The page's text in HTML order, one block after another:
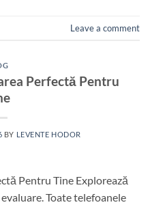
Leave a comment
Perfectă Pentru
BY LEVENTE HODOR
Pentru Tine Explorează
Toate telefoanele